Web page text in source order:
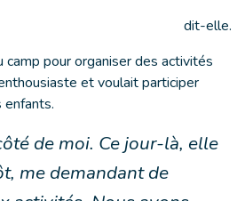
dit-elle.
camp pour organiser des activités
et voulait participer
de moi. Ce jour-là, elle
me demandant de